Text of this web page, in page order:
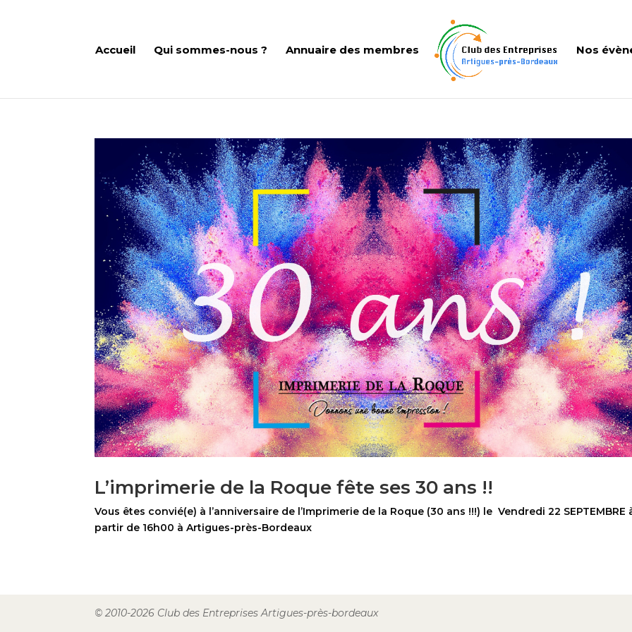
Accueil Qui sommes-nous ? Annuaire des membres Nos
L’imprimerie de la Roque fête ses 30 ans !!
Vous êtes convié(e) à l’anniversaire de l’Imprimerie de la Roque (30 ans !!!) le Vendredi 22 SEPTEMBRE
partir de 16h00 à Artigues-près-Bordeaux
© 2010-2026 Club des Entreprises Artigues-près-bordeaux